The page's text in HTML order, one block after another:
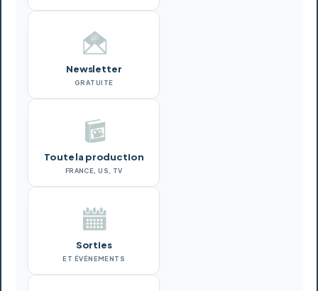
Newsletter
GRATUITE
Toute la production
FRANCE, US, TV
Sorties
ET ÉVÉNEMENTS